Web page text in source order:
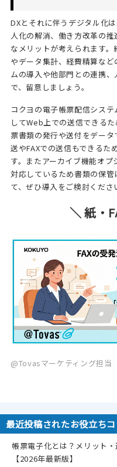
DXとそれに伴うデジタル化
人化の解消、働き方改革の
なメリットが考えられます
やデータ集計、経費精算な
ムの導入や他部門との連携
で、留意しましょう。
コクヨの電子帳票配信シス
してWeb上での送信できる
票書類の発行や送付をデー
送やFAXでの送信もできるた
す。またアーカイブ機能オ
対応しているため書類の保
て、ぜひ導入をご検討くださ
＼ 紙・
@Tovasマーケティング担当
最近投稿されたお役立ち
帳票電子化とは？メリット
【2026年最新版】